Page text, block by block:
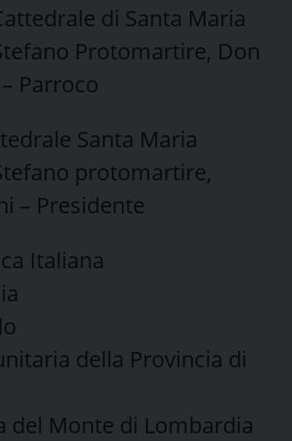
di Santa Maria
Protomartire, Don
Parroco
Santa Maria
protomartire,
– Presidente
Italiana
della Provincia di
del Monte di Lombardia